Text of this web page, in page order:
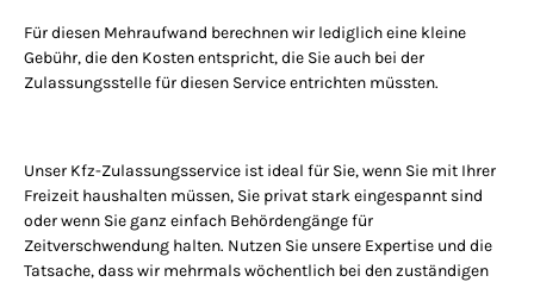
Für diesen Mehraufwand berechnen wir lediglich eine kleine
Gebühr, die den Kosten entspricht, die Sie auch bei der
Zulassungsstelle für diesen Service entrichten müssten.
Unser Kfz-Zulassungsservice ist ideal für Sie, wenn Sie mit Ihrer
Freizeit haushalten müssen, Sie privat stark eingespannt sind
oder wenn Sie ganz einfach Behördengänge für
Zeitverschwendung halten. Nutzen Sie unsere Expertise und die
Tatsache, dass wir mehrmals wöchentlich bei den zuständigen